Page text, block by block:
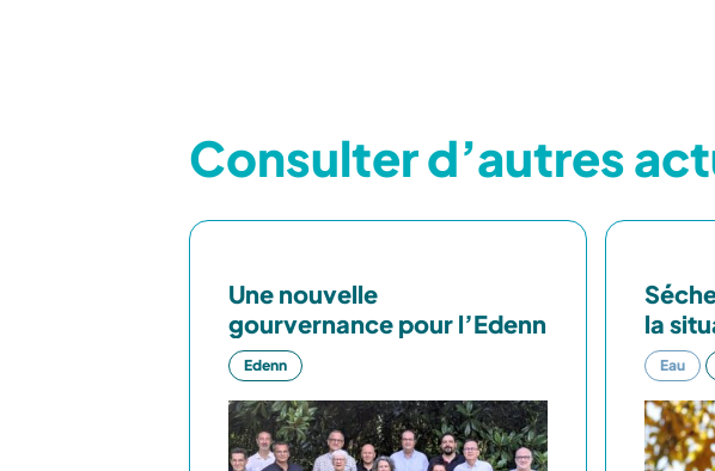
Consulter d’autres
Une nouvelle
gourvernance pour l’Edenn
Edenn
la
Eau